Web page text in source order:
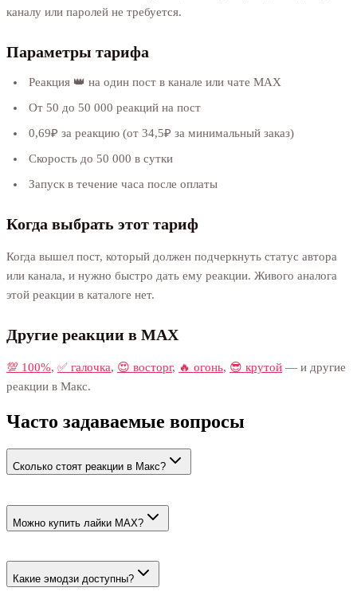
каналу или паролей не требуется.
Параметры тарифа
Реакция 👑 на один пост в канале или чате MAX
От 50 до 50 000 реакций на пост
0,69₽ за реакцию (от 34,5₽ за минимальный заказ)
Скорость до 50 000 в сутки
Запуск в течение часа после оплаты
Когда выбрать этот тариф
Когда вышел пост, который должен подчеркнуть статус автора
или канала, и нужно быстро дать ему реакции. Живого аналога
этой реакции в каталоге нет.
Другие реакции в MAX
💯 100%, ✅ галочка, 😍 восторг, 🔥 огонь, 😎 крутой — и другие
реакции в Макс.
Часто задаваемые вопросы
Сколько стоят реакции в Макс?
Можно купить лайки MAX?
Какие эмодзи доступны?